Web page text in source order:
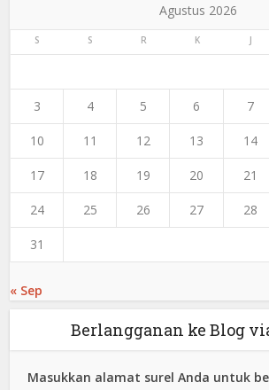
Agustus 2026
S S R K J
3 4 5 6 7
10 11 12 13 14
17 18 19 20 21
24 25 26 27 28
31
« Sep
Berlangganan ke Blog
Masukkan alamat surel Anda untuk